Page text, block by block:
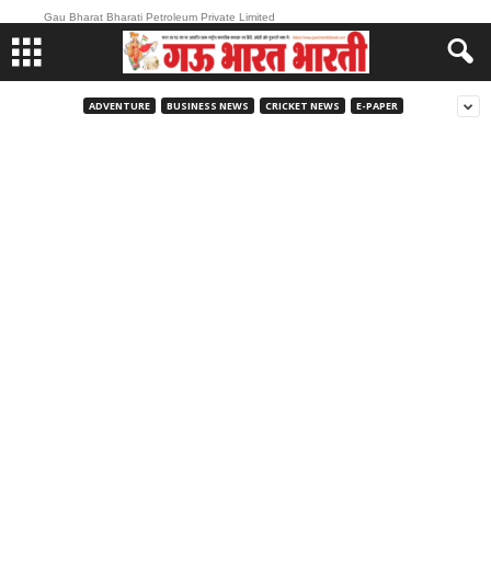
Gau Bharat Bharati Petroleum Private Limited
ADVENTURE BUSINESS NEWS CRICKET NEWS E-PAPER